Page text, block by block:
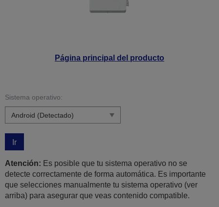
Página principal del producto
Sistema operativo:
Ir
Atención: Es posible que tu sistema operativo no se
detecte correctamente de forma automática. Es importante
que selecciones manualmente tu sistema operativo (ver
arriba) para asegurar que veas contenido compatible.